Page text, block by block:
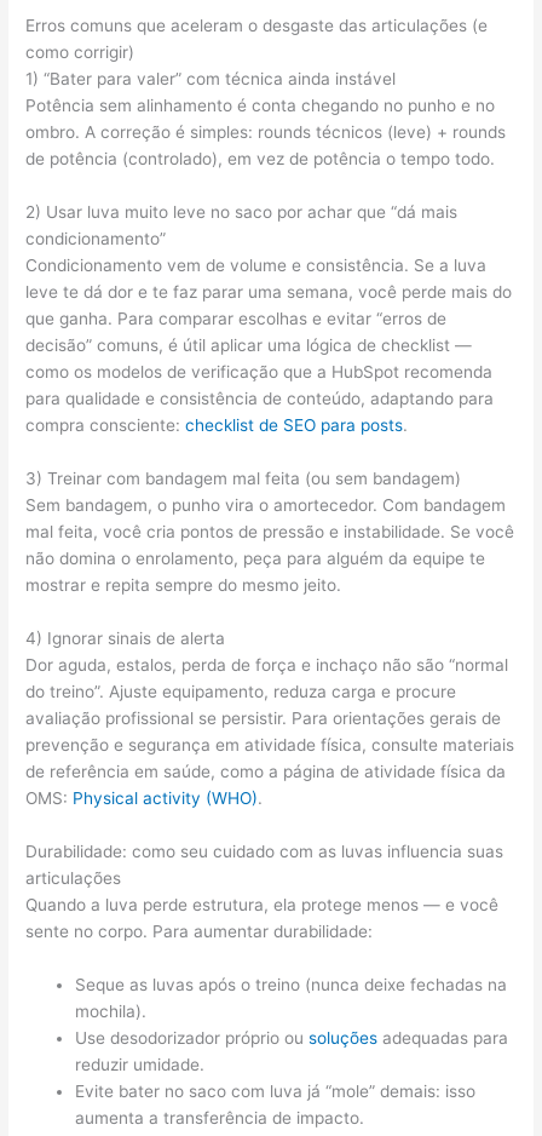
Erros comuns que aceleram o desgaste das articulações (e
como corrigir)
1) “Bater para valer” com técnica ainda instável
Potência sem alinhamento é conta chegando no punho e no
ombro. A correção é simples: rounds técnicos (leve) + rounds
de potência (controlado), em vez de potência o tempo todo.
2) Usar luva muito leve no saco por achar que “dá mais
condicionamento”
Condicionamento vem de volume e consistência. Se a luva
leve te dá dor e te faz parar uma semana, você perde mais do
que ganha. Para comparar escolhas e evitar “erros de
decisão” comuns, é útil aplicar uma lógica de checklist —
como os modelos de verificação que a HubSpot recomenda
para qualidade e consistência de conteúdo, adaptando para
compra consciente:checklist de SEO para posts.
3) Treinar com bandagem mal feita (ou sem bandagem)
Sem bandagem, o punho vira o amortecedor. Com bandagem
mal feita, você cria pontos de pressão e instabilidade. Se você
não domina o enrolamento, peça para alguém da equipe te
mostrar e repita sempre do mesmo jeito.
4) Ignorar sinais de alerta
Dor aguda, estalos, perda de força e inchaço não são “normal
do treino”. Ajuste equipamento, reduza carga e procure
avaliação profissional se persistir. Para orientações gerais de
prevenção e segurança em atividade física, consulte materiais
de referência em saúde, como a página de atividade física da
OMS: Physical activity (WHO).
Durabilidade: como seu cuidado com as luvas influencia suas
articulações
Quando a luva perde estrutura, ela protege menos — e você
sente no corpo. Para aumentar durabilidade:
Seque as luvas após o treino (nunca deixe fechadas na
mochila).
Use desodorizador próprio ousoluções adequadas para
reduzir umidade.
Evite bater no saco com luva já “mole” demais: isso
aumenta a transferência de impacto.